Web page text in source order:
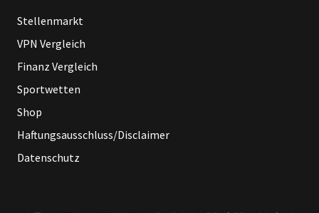
Stellenmarkt
VPN Vergleich
Finanz Vergleich
Sportwetten
Shop
Haftungsausschluss/Disclaimer
Datenschutz